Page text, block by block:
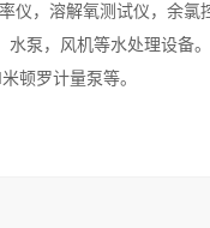
仪，溶解氧测试仪，余氯
泵，风机等水处理设备
顿罗计量泵等。